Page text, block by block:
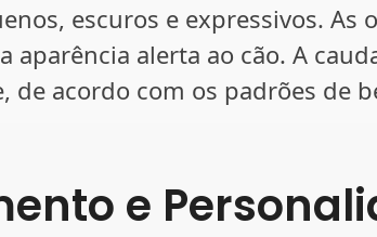
escuros e expressivos. As
aparência alerta ao cão. A
de acordo com os padrões de
e